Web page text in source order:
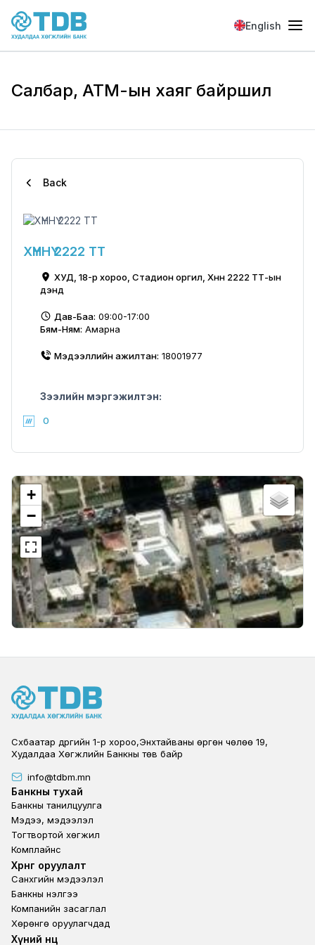
Skip to main content
English
Салбар, АТМ-ын хаяг байршил
Back
ХҮННҮ 2222 ТТ
ХУД, 18-р хороо, Стадион оргил, Хүннү 2222 ТТ-ын
үүдэнд
Дав-Баа: 09:00-17:00
Бям-Ням: Амарна
Мэдээллийн ажилтан: 18001977
Зээлийн мэргэжилтэн:
0
+
−
Сүхбаатар дүүргийн 1-р хороо,Энхтайваны өргөн чөлөө 19,
Худалдаа Хөгжлийн Банкны төв байр
info@tdbm.mn
Footer
Банкны тухай
Банкны танилцуулга
Мэдээ, мэдээлэл
Тогтвортой хөгжил
Комплайнс
Footer third
Хөрөнгө оруулалт
Санхүүгийн мэдээлэл
Банкны үнэлгээ
Компанийн засаглал
Хөрөнгө оруулагчдад
Footer second
Хүний нөөц